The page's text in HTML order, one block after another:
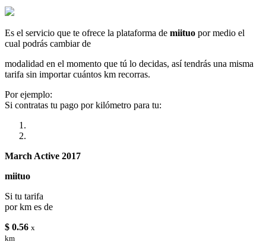
Es el servicio que te ofrece la plataforma de miituo por medio el
cual podrás cambiar de
modalidad en el momento que tú lo decidas, así tendrás una misma
tarifa sin importar cuántos km recorras.
Por ejemplo:
Si contratas tu pago por kilómetro para tu:
March Active 2017
miituo
Si tu tarifa
por km es de
$ 0.56 x
km